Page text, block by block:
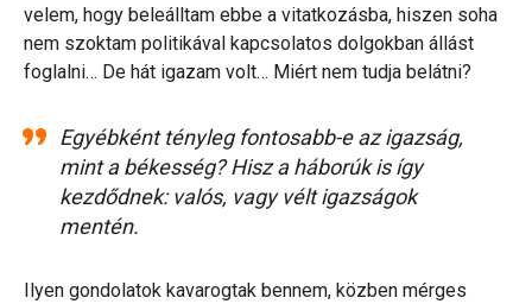
velem, hogy beleálltam ebbe a vitatkozásba, hiszen soha
nem szoktam politikával kapcsolatos dolgokban állást
foglalni… De hát igazam volt… Miért nem tudja belátni?
Egyébként tényleg fontosabb-e az igazság,
mint a békesség? Hisz a háborúk is így
kezdődnek: valós, vagy vélt igazságok
mentén.
Ilyen gondolatok kavarogtak bennem, közben mérges